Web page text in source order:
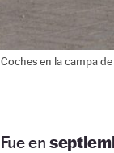
Coches en la campa
Fue en